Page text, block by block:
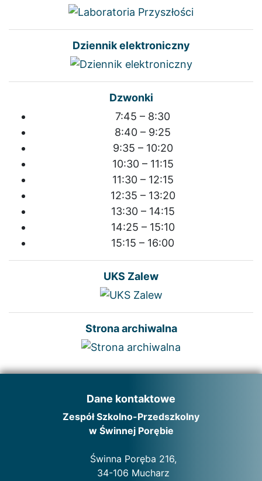
Dziennik elektroniczny
Dzwonki
7:45 – 8:30
8:40 – 9:25
9:35 – 10:20
10:30 – 11:15
11:30 – 12:15
12:35 – 13:20
13:30 – 14:15
14:25 – 15:10
15:15 – 16:00
UKS Zalew
Strona archiwalna
Dane kontaktowe
Zespół Szkolno-Przedszkolny
w Świnnej Porębie
Świnna Poręba 216,
34-106 Mucharz